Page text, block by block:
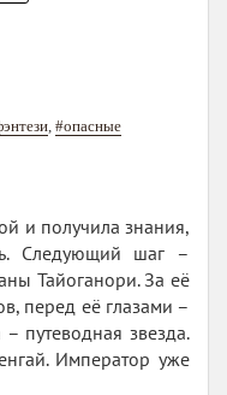
#опасные
и получила знания,
Следующий шаг –
Тайоганори. За её
перед её глазами –
путеводная звезда.
Император уже